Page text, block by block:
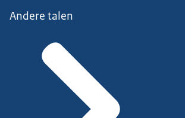
Andere talen